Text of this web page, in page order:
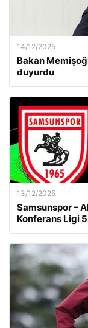
14/12/2025
Bakan
duyurdu
13/12/2025
Samsunspor –
Konferans Ligi